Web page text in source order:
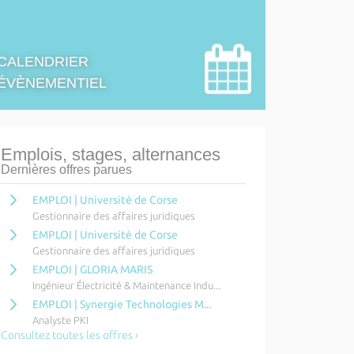
Emplois, stages, alternances
Dernières offres parues
EMPLOI | Université de Corse
Gestionnaire des affaires juridiques
EMPLOI | Université de Corse
Gestionnaire des affaires juridiques
EMPLOI | GLORIA MARIS
Ingénieur Électricité & Maintenance Indu...
EMPLOI | Synergie Technologies M...
Analyste PKI
Consultez toutes les offres ›